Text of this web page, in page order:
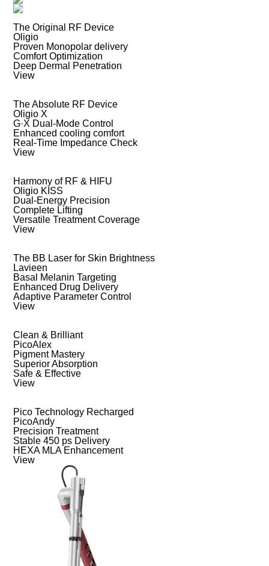
The Original RF Device
Oligio
Proven Monopolar delivery
Comfort Optimization
Deep Dermal Penetration
View
The Absolute RF Device
Oligio X
G·X Dual-Mode Control
Enhanced cooling comfort
Real-Time Impedance Check
View
Harmony of RF & HIFU
Oligio KISS
Dual-Energy Precision
Complete Lifting
Versatile Treatment Coverage
View
The BB Laser for Skin Brightness
Lavieen
Basal Melanin Targeting
Enhanced Drug Delivery
Adaptive Parameter Control
View
Clean & Brilliant
PicoAlex
Pigment Mastery
Superior Absorption
Safe & Effective
View
Pico Technology Recharged
PicoAndy
Precision Treatment
Stable 450 ps Delivery
HEXA MLA Enhancement
View